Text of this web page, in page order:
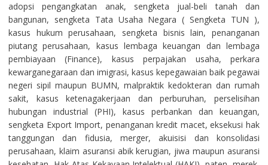
adopsi pengangkatan anak, sengketa jual-beli tanah dan
bangunan, sengketa Tata Usaha Negara ( Sengketa TUN ),
kasus hukum perusahaan, sengketa bisnis lain, penanganan
piutang perusahaan, kasus lembaga keuangan dan lembaga
pembiayaan (Finance), kasus perpajakan usaha, perkara
kewarganegaraan dan imigrasi, kasus kepegawaian baik pegawai
negeri sipil maupun BUMN, malpraktik kedokteran dan rumah
sakit, kasus ketenagakerjaan dan perburuhan, perselisihan
hubungan industrial (PHI), kasus perbankan dan keuangan,
sengketa Export Import, penanganan kredit macet, eksekusi hak
tanggungan dan fidusia, merger, akuisisi dan konsolidasi
perusahaan, klaim asuransi abik kerugian, jiwa maupun asuransi